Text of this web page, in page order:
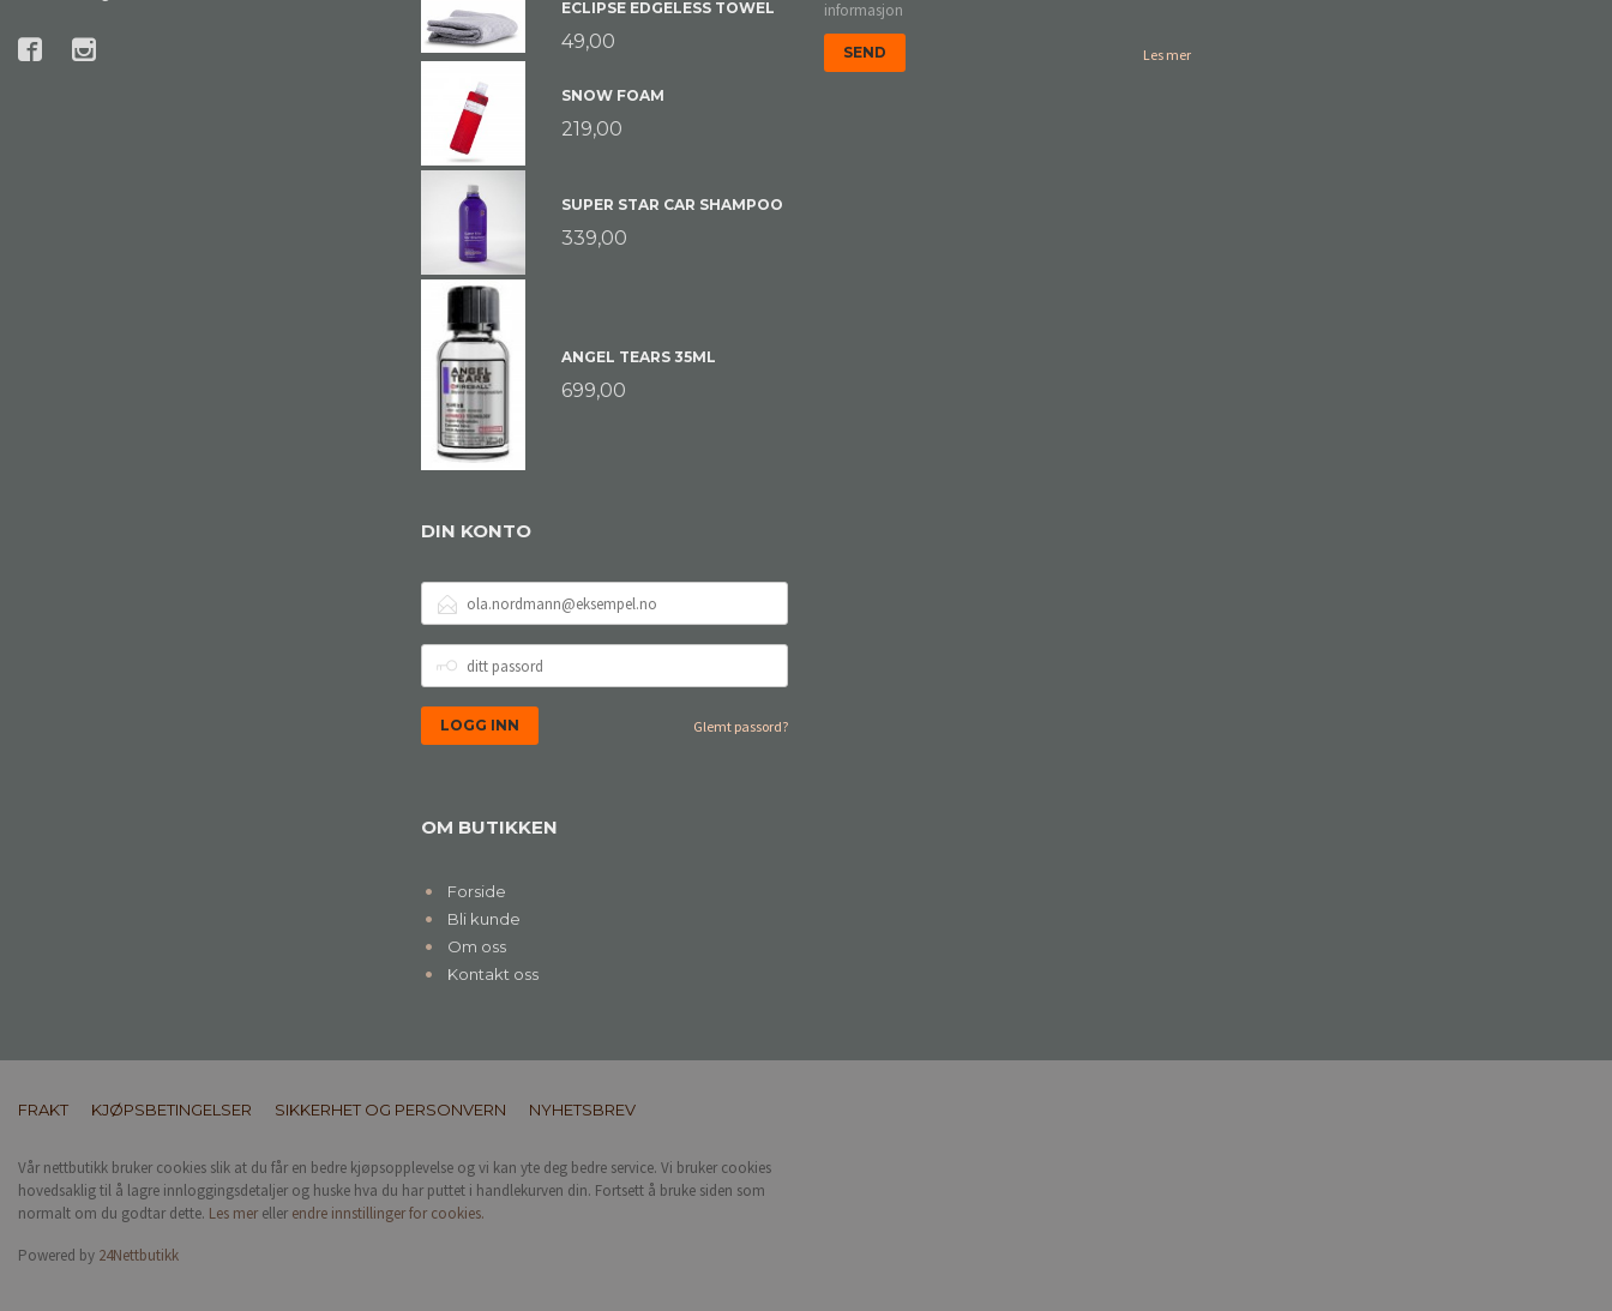
ECLIPSE EDGELESS TOWEL
49,00
SNOW FOAM
219,00
SUPER STAR CAR SHAMPOO
339,00
ANGEL TEARS 35ML
699,00
DIN KONTO
POSTADRESSE
PASSORD
Glemt passord?
OM BUTIKKEN
Forside
Bli kunde
Om oss
Kontakt oss
informasjon
Les mer
FRAKT KJØPSBETINGELSER SIKKERHET OG PERSONVERN NYHETSBREV
Vår nettbutikk bruker cookies slik at du får en bedre kjøpsopplevelse og vi kan yte deg bedre service. Vi bruker cookies
hovedsaklig til å lagre innloggingsdetaljer og huske hva du har puttet i handlekurven din. Fortsett å bruke siden som
normalt om du godtar dette. Les mereller endre innstillinger for cookies.
Powered by 24Nettbutikk